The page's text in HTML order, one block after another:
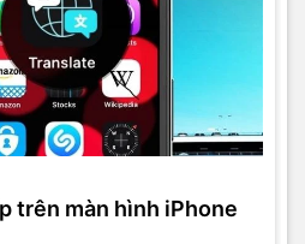
trên màn hình iPhone